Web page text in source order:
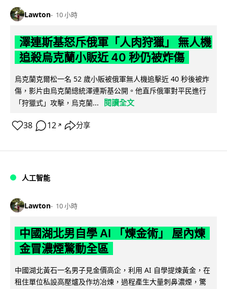
Lawton 10 小時
澤連斯基怒斥俄軍「人肉狩獵」 無人機
追殺烏克蘭小販近 40 秒仍被炸傷
烏克蘭克爾松一名 52 歲小販被俄軍無人機追擊近 40 秒後被炸
傷，影片由烏克蘭總統澤連斯基公開。他直斥俄軍對平民進行
「狩獵式」攻擊，烏克蘭...
閱讀全文
38 12 ↗ 分享
人工智能
Lawton 10 小時
中國湖北男自學 AI 「煉金術」 屋內煉
金冒濃煙驚動全區
中國湖北黃石一名男子見金價高企，利用 AI 自學提煉黃金，在
租住單位私設高壓爐及作坊冶煉，過程產生大量刺鼻濃煙，驚